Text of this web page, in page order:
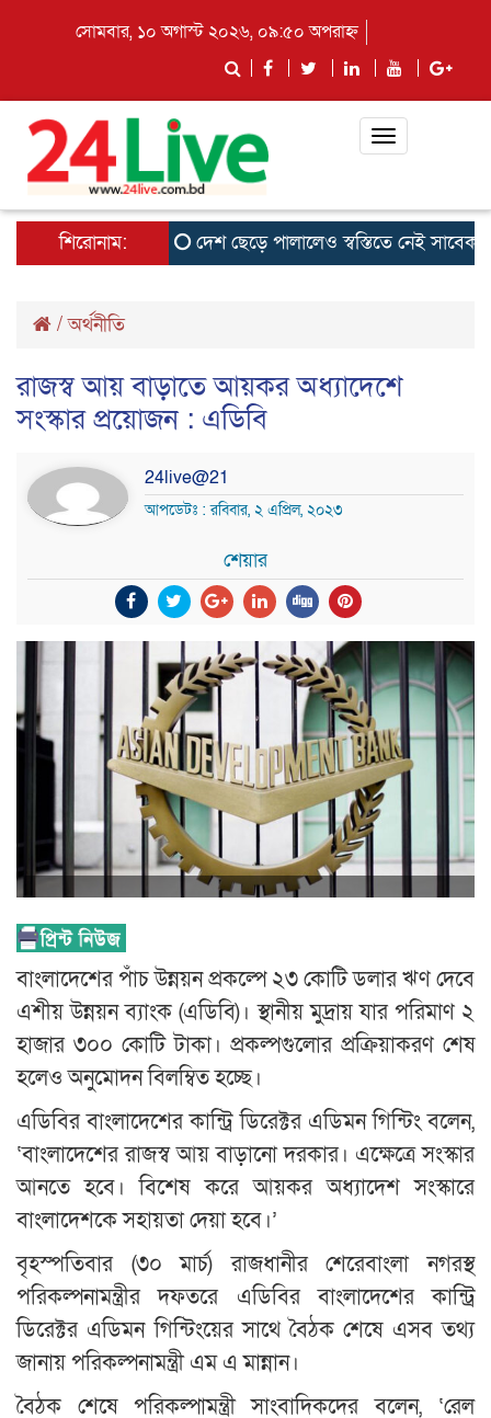
সোমবার, ১০ অগাস্ট ২০২৬, ০৯:৫০ অপরাহ্ন
Toggle
শিরোনাম: দেশ ছেড়ে পালালেও স্বস্তিতে নেই সাবেক
/অর্থনীতি
রাজস্ব আয় বাড়াতে আয়কর অধ্যাদেশে
সংস্কার প্রয়োজন : এডিবি
24live@21
আপডেটঃ : রবিবার, ২ এপ্রিল, ২০২৩
শেয়ার
বাংলাদেশের পাঁচ উন্নয়ন প্রকল্পে ২৩ কোটি ডলার ঋণ দেবে
এশীয় উন্নয়ন ব্যাংক (এডিবি)। স্থানীয় মুদ্রায় যার পরিমাণ ২
হাজার ৩০০ কোটি টাকা। প্রকল্পগুলোর প্রক্রিয়াকরণ শেষ
হলেও অনুমোদন বিলম্বিত হচ্ছে।
এডিবির বাংলাদেশের কান্ট্রি ডিরেক্টর এডিমন গিন্টিং বলেন,
‘বাংলাদেশের রাজস্ব আয় বাড়ানো দরকার। এক্ষেত্রে সংস্কার
আনতে হবে। বিশেষ করে আয়কর অধ্যাদেশ সংস্কারে
বাংলাদেশকে সহায়তা দেয়া হবে।’
বৃহস্পতিবার (৩০ মার্চ) রাজধানীর শেরেবাংলা নগরস্থ
পরিকল্পনামন্ত্রীর দফতরে এডিবির বাংলাদেশের কান্ট্রি
ডিরেক্টর এডিমন গিন্টিংয়ের সাথে বৈঠক শেষে এসব তথ্য
জানায় পরিকল্পনামন্ত্রী এম এ মান্নান।
বৈঠক শেষে পরিকল্পামন্ত্রী সাংবাদিকদের বলেন, ‘রেল